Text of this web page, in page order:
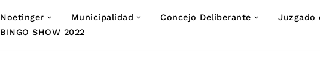
Noetinger Municipalidad Concejo Deliberante Juzgado
BINGO SHOW 2022